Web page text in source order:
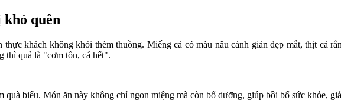
quên
khách không khỏi thèm thuồng. Miếng cá có màu nâu cánh gián đẹp mắt, thịt cá
thì quả là "cơm tốn, cá hết".
biếu. Món ăn này không chỉ ngon miệng mà còn bổ dưỡng, giúp bồi bổ sức khỏe,